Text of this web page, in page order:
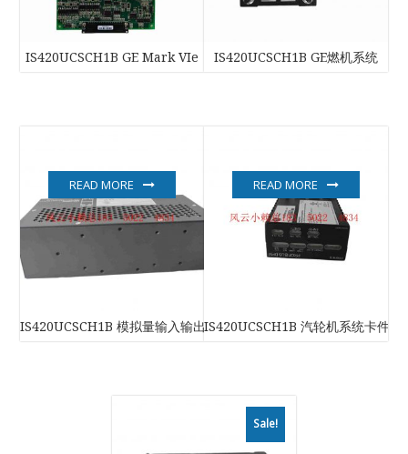
IS420UCSCH1B GE Mark VIe IS420UCSCH1B GE燃机系统
IS420UCSCH1B 模拟量输入输出模块
READ MORE
IS420UCSCH1B 汽轮机系统卡件
READ MORE
Sale!